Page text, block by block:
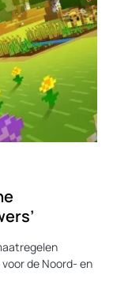
de Noord- en